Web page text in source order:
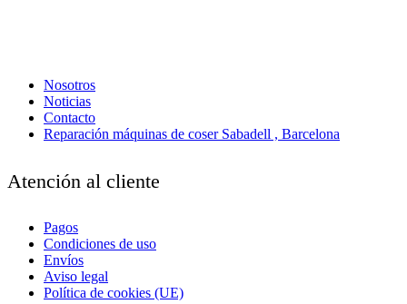
Nosotros
Noticias
Contacto
Reparación máquinas de coser Sabadell , Barcelona
Atención al cliente
Pagos
Condiciones de uso
Envíos
Aviso legal
Política de cookies (UE)